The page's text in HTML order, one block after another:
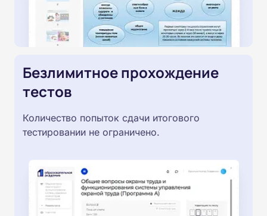
Безлимитное прохождение
тестов
Количество попыток сдачи итогового
тестировании не ограничено.